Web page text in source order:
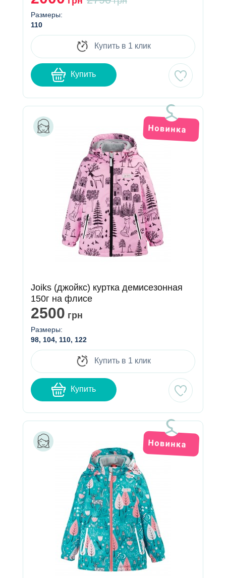
Размеры:
110
Купить в 1 клик
Купить
Joiks (джойкс) куртка демисезонная
150г на флисе
2500 грн
Размеры:
98, 104, 110, 122
Купить в 1 клик
Купить